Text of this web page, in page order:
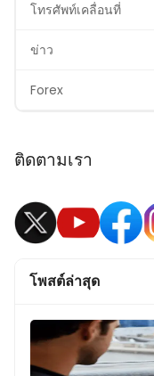
โทรศัพท์เคลื่อนที่
ข่าว
Forex
ติดตามเรา
โพสต์ล่าสุด